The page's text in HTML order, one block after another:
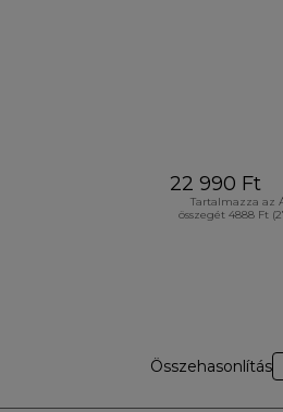
22 990 Ft
Tartalmazza az
összegét 4888 Ft
Összehasonlítás